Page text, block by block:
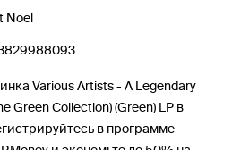
Noel
Various Artists - A Legendary
Green Collection) (Green) LP в
в программе